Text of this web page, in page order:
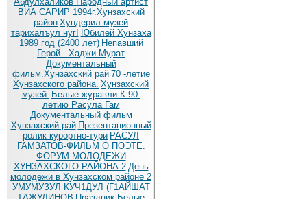
ВИА САРИР 1994г.Хунзахский
район Хундерил музей
тарихалъул нугI Юбилей Хунзаха
1989 год (2400 лет) Непавший
Герой - Хаджи Мурат
Документальный
фильм.Хунзахский рай 70 -летие
Хунзахского района. Хунзахский
музей. Белые журавли.К 90-
летию Расула Гам
Документальный фильм
Хунзахский рай Презентационный
ролик курортно-тури РАСУЛ
ГАМЗАТОВ-ФИЛЬМ О ПОЭТЕ.
ФОРУМ МОЛОДЕЖИ
ХУНЗАХСКОГО РАЙОНА 2 День
молодежи в Хунзахском районе 2
УМУМУЗУЛ КУЧ1ДУЛ (Г1АЙШАТ